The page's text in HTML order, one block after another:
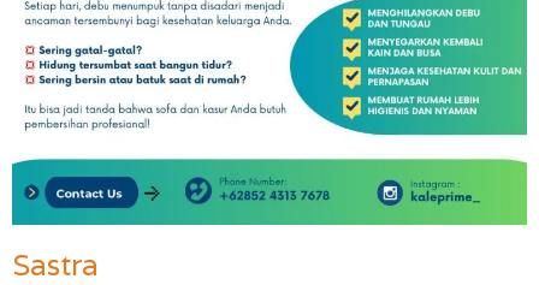
Sastra